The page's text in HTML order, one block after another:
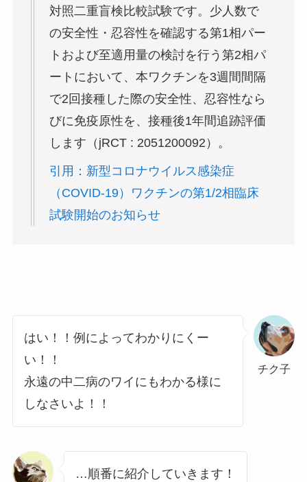
対照二重盲検比較試験です。少人数で
の安全性・忍容性を確認する第1相パー
トおよび至適用量の検討を行う第2相パ
ートにおいて、本ワクチンを3週間間隔
で2回接種した際の安全性、忍容性なら
びに免疫原性を、接種後1年間追跡評価
します（jRCT : 2051200092）。
引用：新型コロナウイルス感染症
（COVID-19）ワクチンの第1/2相臨床
試験開始のお知らせ
チク子
はい！！例によってわかりにくー
い！！
永遠の中二病のワイにもわかる様に
しなさいよ！！
…順番に紹介していきます！